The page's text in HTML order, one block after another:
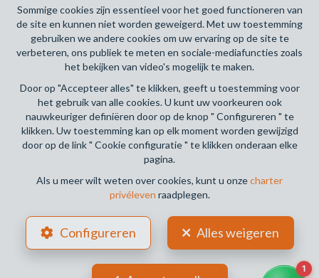
Sommige cookies zijn essentieel voor het goed functioneren van
de site en kunnen niet worden geweigerd. Met uw toestemming
gebruiken we andere cookies om uw ervaring op de site te
verbeteren, ons publiek te meten en sociale-mediafuncties zoals
het bekijken van video's mogelijk te maken.
Door op "Accepteer alles" te klikken, geeft u toestemming voor
het gebruik van alle cookies. U kunt uw voorkeuren ook
nauwkeuriger definiëren door op de knop " Configureren " te
klikken. Uw toestemming kan op elk moment worden gewijzigd
door op de link " Cookie configuratie " te klikken onderaan elke
pagina.
Als u meer wilt weten over cookies, kunt u onzecharter
privéleven raadplegen.
Configureren Alles weigeren
Deontologische code
BA en borgstelling via NV AXA Belgium, Troonplein 1, 1000
Brussel (polisnr. 730.390.160) Dekking geldt voor
activiteiten die in België worden uitgevoerd
Algemene gebruiksvoorwaarden van de website
Charter privéleven
Cookie configuratie
DESIGNED AND DEVELOPED BY
WEBULOUS.IMMO